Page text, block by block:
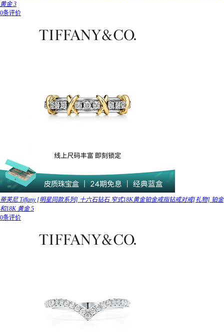
黄金 3
0条评价
蒂芙尼 Tiffany [明星同款系列] 十六石钻石 窄式18K黄金铂金戒指钻戒对戒[礼物] 铂金
和18K 黄金 5
0条评价